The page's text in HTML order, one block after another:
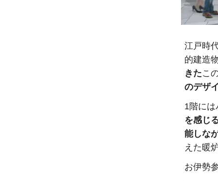
江戸時
的建造
きたこ
のデザ
1階に
を感じ
能しな
えた暖
お伊勢